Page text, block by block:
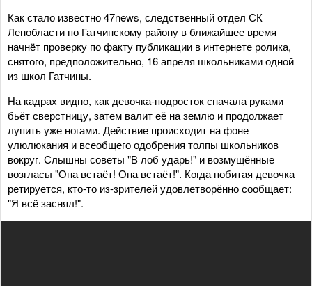
Как стало известно 47news, следственный отдел СК
Ленобласти по Гатчинскому району в ближайшее время
начнёт проверку по факту публикации в интернете ролика,
снятого, предположительно, 16 апреля школьниками одной
из школ Гатчины.
На кадрах видно, как девочка-подросток сначала руками
бьёт сверстницу, затем валит её на землю и продолжает
лупить уже ногами. Действие происходит на фоне
улюлюкания и всеобщего одобрения толпы школьников
вокруг. Слышны советы "В лоб ударь!" и возмущённые
возгласы "Она встаёт! Она встаёт!". Когда побитая девочка
ретируется, кто-то из-зрителей удовлетворённо сообщает:
"Я всё заснял!".